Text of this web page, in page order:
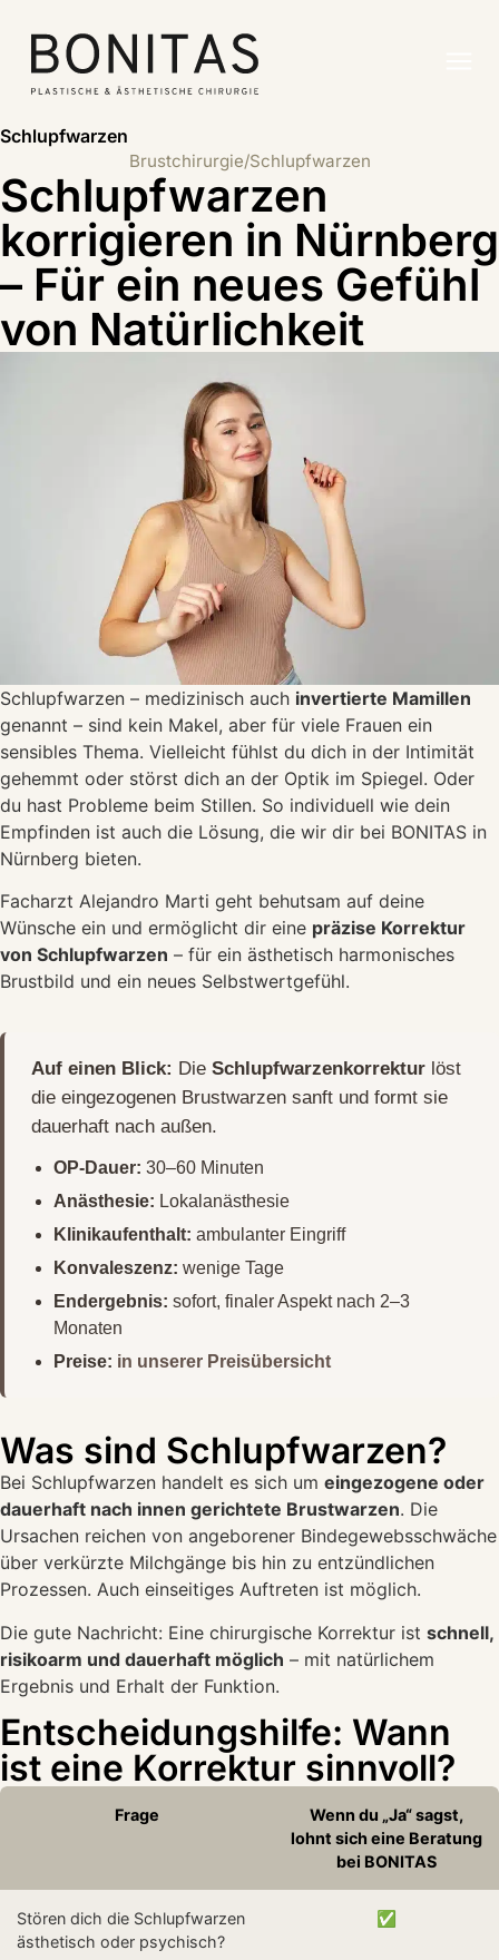
Schlupfwarzen
Brustchirurgie/Schlupfwarzen
Schlupfwarzen
korrigieren in Nürnberg
– Für ein neues Gefühl
von Natürlichkeit
Schlupfwarzen – medizinisch auch invertierte Mamillen
genannt – sind kein Makel, aber für viele Frauen ein
sensibles Thema. Vielleicht fühlst du dich in der Intimität
gehemmt oder störst dich an der Optik im Spiegel. Oder
du hast Probleme beim Stillen. So individuell wie dein
Empfinden ist auch die Lösung, die wir dir bei BONITAS in
Nürnberg bieten.
Facharzt Alejandro Marti geht behutsam auf deine
Wünsche ein und ermöglicht dir eine präzise Korrektur
von Schlupfwarzen – für ein ästhetisch harmonisches
Brustbild und ein neues Selbstwertgefühl.
Auf einen Blick: Die Schlupfwarzenkorrektur löst
die eingezogenen Brustwarzen sanft und formt sie
dauerhaft nach außen.
OP-Dauer: 30–60 Minuten
Anästhesie: Lokalanästhesie
Klinikaufenthalt: ambulanter Eingriff
Konvaleszenz: wenige Tage
Endergebnis: sofort, finaler Aspekt nach 2–3
Monaten
Preise: in unserer Preisübersicht
Was sind Schlupfwarzen?
Bei Schlupfwarzen handelt es sich um eingezogene oder
dauerhaft nach innen gerichtete Brustwarzen. Die
Ursachen reichen von angeborener Bindegewebsschwäche
über verkürzte Milchgänge bis hin zu entzündlichen
Prozessen. Auch einseitiges Auftreten ist möglich.
Die gute Nachricht: Eine chirurgische Korrektur ist schnell,
risikoarm und dauerhaft möglich – mit natürlichem
Ergebnis und Erhalt der Funktion.
Entscheidungshilfe: Wann
ist eine Korrektur sinnvoll?
Frage
Wenn du „Ja“ sagst,
lohnt sich eine Beratung
bei BONITAS
Stören dich die Schlupfwarzen
ästhetisch oder psychisch?
✅